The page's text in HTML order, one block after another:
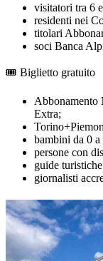
visitatori tra 6
residenti nei
titolari
soci Banca
🎟️ Biglietto gratuito
Abbonamento
Extra;
bambini da 0 a
persone con
guide
giornalisti